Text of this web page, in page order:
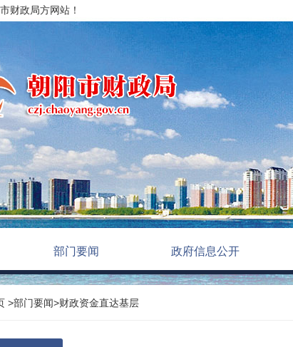
财政局方网站！
部门要闻 政府信息公开
>部门要闻>财政资金直达基层